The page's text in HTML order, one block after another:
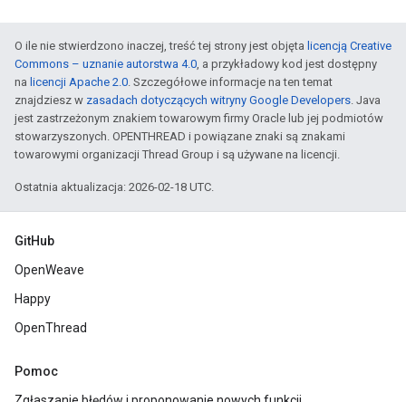
O ile nie stwierdzono inaczej, treść tej strony jest objęta licencją Creative
Commons – uznanie autorstwa 4.0, a przykładowy kod jest dostępny
na licencji Apache 2.0. Szczegółowe informacje na ten temat
znajdziesz w zasadach dotyczących witryny Google Developers. Java
jest zastrzeżonym znakiem towarowym firmy Oracle lub jej podmiotów
stowarzyszonych. OPENTHREAD i powiązane znaki są znakami
towarowymi organizacji Thread Group i są używane na licencji.
Ostatnia aktualizacja: 2026-02-18 UTC.
GitHub
OpenWeave
Happy
OpenThread
Pomoc